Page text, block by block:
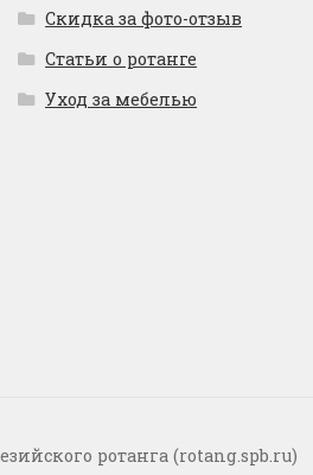
Скидка за фото-отзыв
Статьи о ротанге
Уход за мебелью
ротанга (rotang.spb.ru)